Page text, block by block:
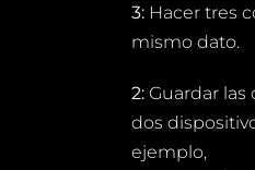
3:Hacer tres
mismo dato.
2:Guardar las
dos
ejemplo,